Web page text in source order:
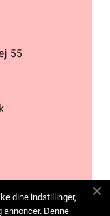
dine indstillinger,
Denne